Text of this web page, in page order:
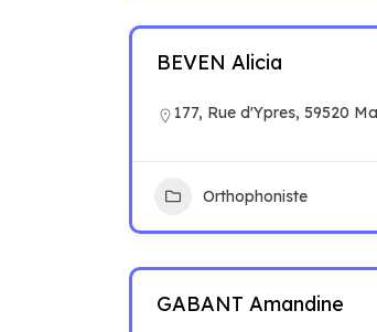
BEVEN Alicia
177, Rue d'Ypres, 59520
Orthophoniste
GABANT Amandine